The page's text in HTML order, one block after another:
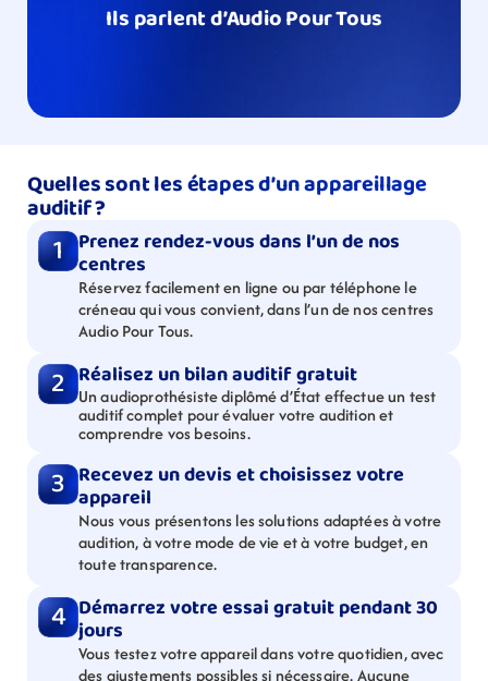
Ils parlent d’Audio Pour Tous
Quelles sont les étapes d’un appareillage
auditif ?
1 Prenez rendez-vous dans l’un de nos
centres
Réservez facilement en ligne ou par téléphone le
créneau qui vous convient, dans l’un de nos centres
Audio Pour Tous.
2 Réalisez un bilan auditif gratuit
Un audioprothésiste diplômé d’État effectue un test
auditif complet pour évaluer votre audition et
comprendre vos besoins.
3 Recevez un devis et choisissez votre
appareil
Nous vous présentons les solutions adaptées à votre
audition, à votre mode de vie et à votre budget, en
toute transparence.
4 Démarrez votre essai gratuit pendant 30
jours
Vous testez votre appareil dans votre quotidien, avec
des ajustements possibles si nécessaire. Aucune